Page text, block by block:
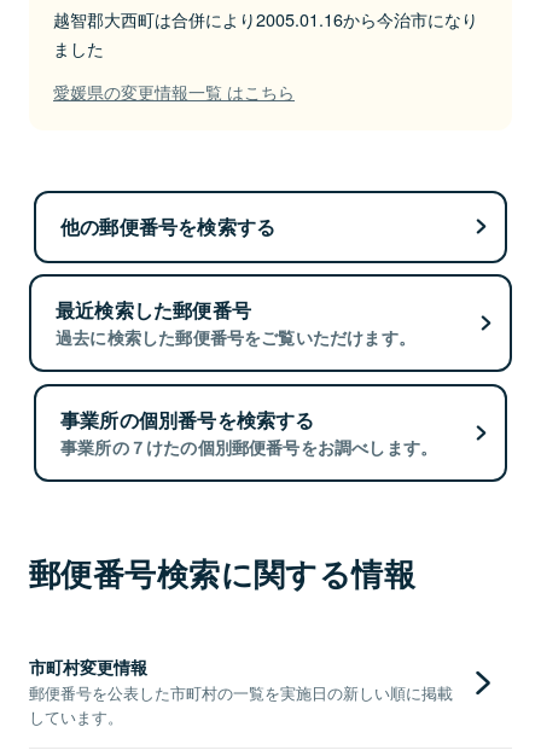
越智郡大西町は合併により2005.01.16から今治市になり
ました
愛媛県の変更情報一覧 はこちら
他の郵便番号を検索する
最近検索した郵便番号
過去に検索した郵便番号をご覧いただけます。
事業所の個別番号を検索する
事業所の７けたの個別郵便番号をお調べします。
郵便番号検索に関する情報
市町村変更情報
郵便番号を公表した市町村の一覧を実施日の新しい順に掲載
しています。